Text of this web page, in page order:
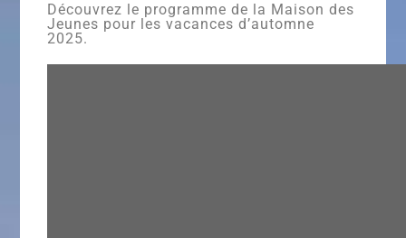
Découvrez le programme de la Maison des
Jeunes pour les vacances d’automne
2025.